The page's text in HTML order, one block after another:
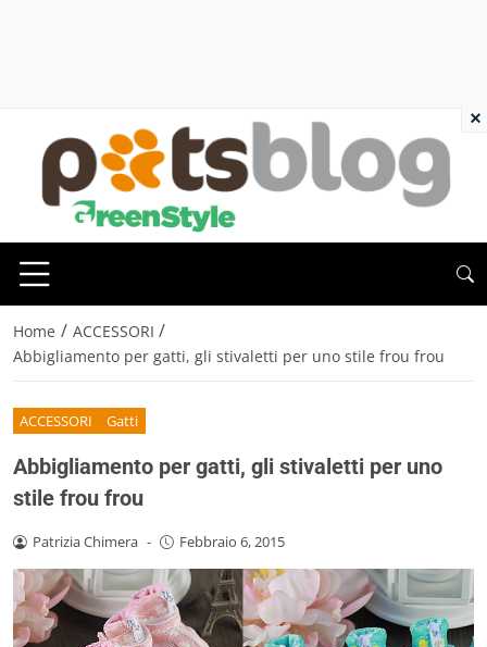
Home / ACCESSORI /
Abbigliamento per gatti, gli stivaletti per uno stile frou frou
ACCESSORI Gatti
Abbigliamento per gatti, gli stivaletti per uno
stile frou frou
Patrizia Chimera - Febbraio 6, 2015
×